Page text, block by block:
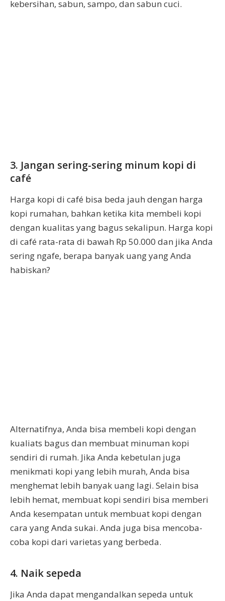
kebersihan, sabun, sampo, dan sabun cuci.
3. Jangan sering-sering minum kopi di
café
Harga kopi di café bisa beda jauh dengan harga
kopi rumahan, bahkan ketika kita membeli kopi
dengan kualitas yang bagus sekalipun. Harga kopi
di café rata-rata di bawah Rp 50.000 dan jika Anda
sering ngafe, berapa banyak uang yang Anda
habiskan?
Alternatifnya, Anda bisa membeli kopi dengan
kualiats bagus dan membuat minuman kopi
sendiri di rumah. Jika Anda kebetulan juga
menikmati kopi yang lebih murah, Anda bisa
menghemat lebih banyak uang lagi. Selain bisa
lebih hemat, membuat kopi sendiri bisa memberi
Anda kesempatan untuk membuat kopi dengan
cara yang Anda sukai. Anda juga bisa mencoba-
coba kopi dari varietas yang berbeda.
4. Naik sepeda
Jika Anda dapat mengandalkan sepeda untuk